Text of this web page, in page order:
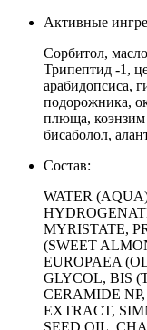
Активные
Сорбитол,
Трипептид -1,
арабидопсиса,
подорожника,
плюща,
бисаболол,
Состав:
WATER
MYRISTATE,
(SWEET
EUROPAEA
GLYCOL, BIS
CERAMIDE
EXTRACT,
SEED OIL,